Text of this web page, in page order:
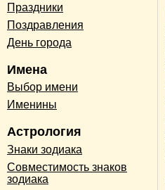
Праздники
Поздравления
День города
Имена
Выбор имени
Именины
Астрология
Знаки зодиака
Совместимость знаков
зодиака